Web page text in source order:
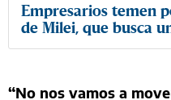
Empresarios temen
de Milei, que busca
“No nos vamos a